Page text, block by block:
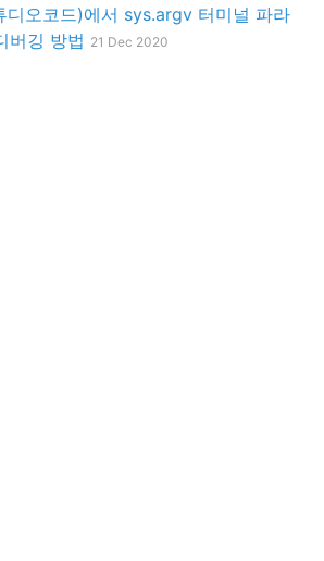
오코드)에서 sys.argv 터미널 파라
버깅 방법 21 Dec 2020